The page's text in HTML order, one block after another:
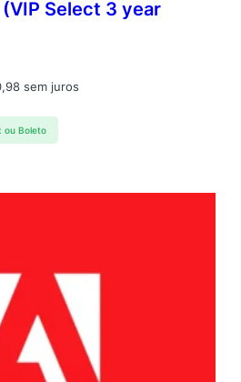
Select 3 year
sem juros
ou Boleto